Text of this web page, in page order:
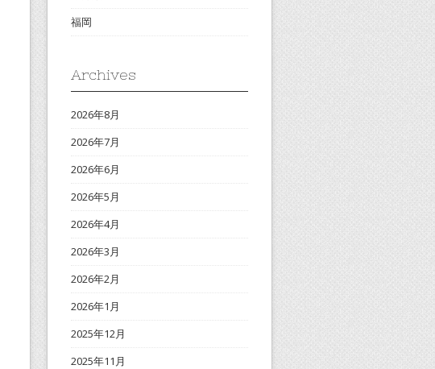
福岡
Archives
2026年8月
2026年7月
2026年6月
2026年5月
2026年4月
2026年3月
2026年2月
2026年1月
2025年12月
2025年11月